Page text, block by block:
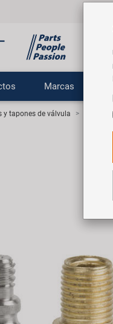
Marcas
y tapones de válvula